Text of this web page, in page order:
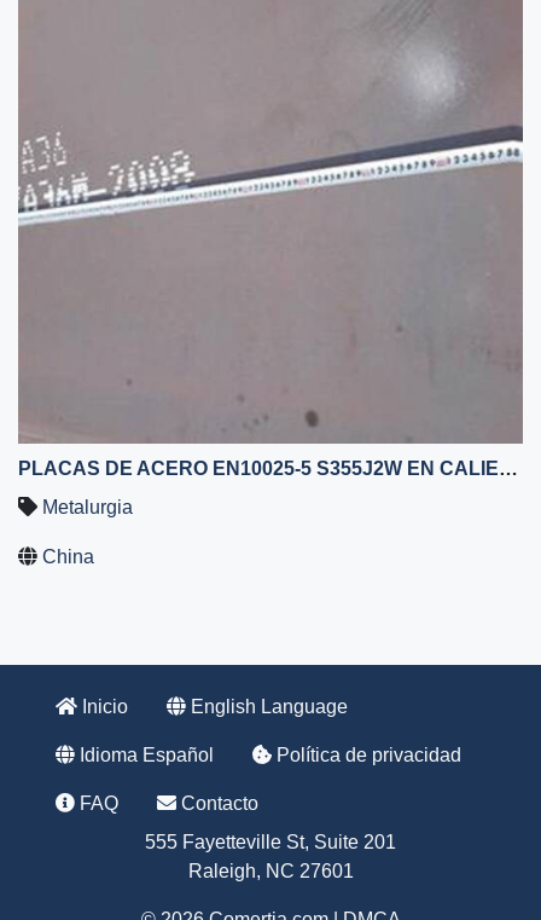
PLACAS DE ACERO EN10025-5 S355J2W EN CALIENTE
Metalurgia
China
Inicio English Language
Idioma Español Política de privacidad
FAQ
Contacto
555 Fayetteville St, Suite 201
Raleigh, NC 27601